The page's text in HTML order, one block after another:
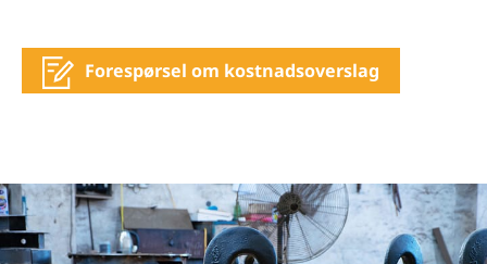
Forespørsel om kostnadsoverslag